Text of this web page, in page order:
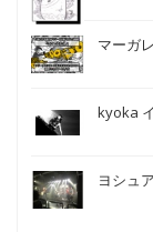
マーガ
kyoka
ヨシュ